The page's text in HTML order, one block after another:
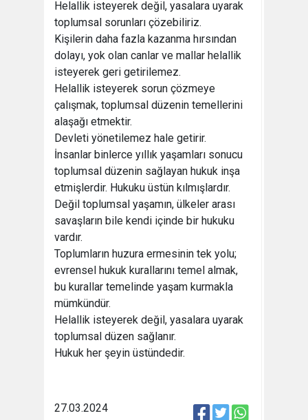
Helallik isteyerek değil, yasalara uyarak
toplumsal sorunları çözebiliriz.
Kişilerin daha fazla kazanma hırsından
dolayı, yok olan canlar ve mallar helallik
isteyerek geri getirilemez.
Helallik isteyerek sorun çözmeye
çalışmak, toplumsal düzenin temellerini
alaşağı etmektir.
Devleti yönetilemez hale getirir.
İnsanlar binlerce yıllık yaşamları sonucu
toplumsal düzenin sağlayan hukuk inşa
etmişlerdir. Hukuku üstün kılmışlardır.
Değil toplumsal yaşamın, ülkeler arası
savaşların bile kendi içinde bir hukuku
vardır.
Toplumların huzura ermesinin tek yolu;
evrensel hukuk kurallarını temel almak,
bu kurallar temelinde yaşam kurmakla
mümkündür.
Helallik isteyerek değil, yasalara uyarak
toplumsal düzen sağlanır.
Hukuk her şeyin üstündedir.
27.03.2024